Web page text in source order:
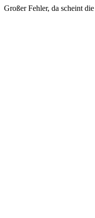
Großer Fehler, da scheint